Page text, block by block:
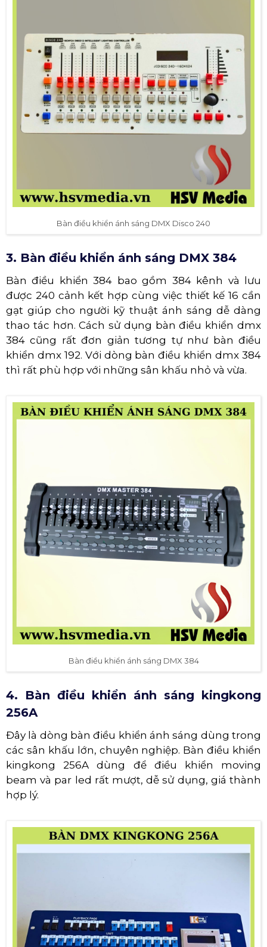
Bàn điều khiển ánh sáng DMX Disco 240
3. Bàn điều khiển ánh sáng DMX 384
Bàn điều khiển 384 bao gồm 384 kênh và lưu
được 240 cảnh kết hợp cùng việc thiết kế 16 cần
gạt giúp cho người kỹ thuật ánh sáng dễ dàng
thao tác hơn. Cách sử dụng bàn điều khiển dmx
384 cũng rất đơn giản tương tự như bàn điều
khiển dmx 192. Với dòng bàn điều khiển dmx 384
thì rất phù hợp với những sân khấu nhỏ và vừa.
Bàn điều khiển ánh sáng DMX 384
4. Bàn điều khiển ánh sáng kingkong
256A
Đây là dòng bàn điều khiển ánh sáng dùng trong
các sân khấu lớn, chuyên nghiệp. Bàn điều khiển
kingkong 256A dùng để điều khiển moving
beam và par led rất mượt, dễ sử dụng, giá thành
hợp lý.